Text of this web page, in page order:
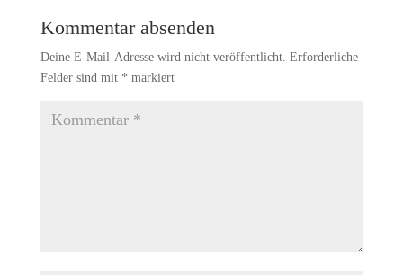
Kommentar absenden
Deine E-Mail-Adresse wird nicht veröffentlicht. Erforderliche
Felder sind mit * markiert